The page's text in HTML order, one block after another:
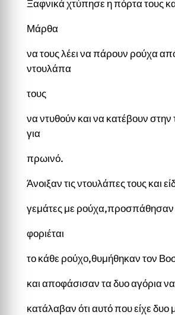
Ξαφνικά χτύπησε η πόρτα τους
Μάρθα
να τους λέει να πάρουν ρούχα
ντουλάπα
τους
να ντυθούν και να κατέβουν
για
πρωινό.
Άνοιξαν τις ντουλάπες τους και
γεμάτες με
φοριέται
το κάθε ρούχο,θυμήθηκαν τον
και αποφάσισαν τα δυο αγόρια
κατάλαβαν ότι αυτό που είχε δυο